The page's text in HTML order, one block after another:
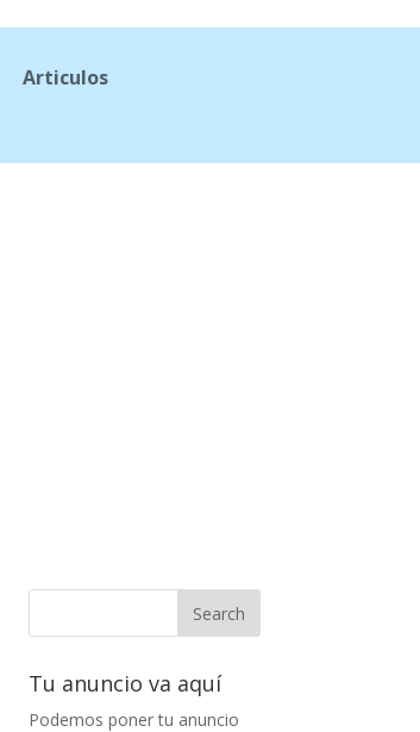
Articulos
Tu anuncio va aquí
Podemos poner tu anuncio